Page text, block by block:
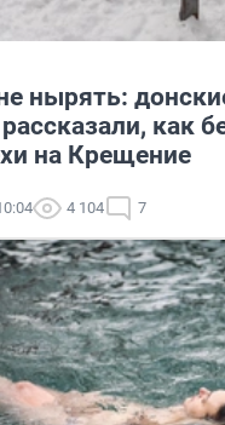
нырять:
как
на Крещение
4 104 7